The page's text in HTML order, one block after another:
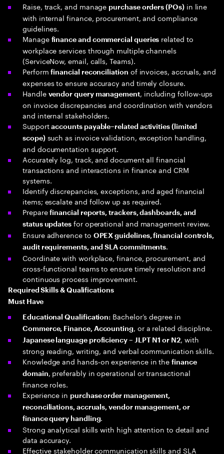
Raise, track, and manage purchase orders (POs)in line
with internal finance, procurement, and compliance
guidelines.
Manage finance and commercial queries related to
workplace services through multiple channels
(ServiceNow, email, calls, Teams).
Performfinancial reconciliation of invoices, accruals, and
expenses to ensure accuracy and timely closure.
Handle vendor query management, including follow‑ups
on invoice discrepancies and coordination with vendors
and internal stakeholders.
Supportaccounts payable–related activities (limited
scope)such as invoice validation, exception handling,
and documentation support.
Accurately log, track, and document all financial
transactions and interactions in finance and CRM
systems.
Identify discrepancies, exceptions, and aged financial
items; escalate and follow up as required.
Preparefinancial reports, trackers, dashboards, and
status updates for operational and management review.
Ensure adherence to OPEX guidelines, financial controls,
audit requirements, and SLA commitments.
Coordinate with workplace, finance, procurement, and
cross‑functional teams to ensure timely resolution and
continuous process improvement.
Required Skills & Qualifications
Must Have
Educational Qualification: Bachelor’s degree in
Commerce, Finance, Accounting, or a related discipline.
Japanese language proficiency – JLPT N1 or N2, with
strong reading, writing, and verbal communication skills.
Knowledge and hands‑on experience in thefinance
domain, preferably in operational or transactional
finance roles.
Experience in purchase order management,
reconciliations, accruals, vendor management, or
finance query handling.
Strong analytical skills with high attention to detail and
data accuracy.
Effective stakeholder communication skills and SLA